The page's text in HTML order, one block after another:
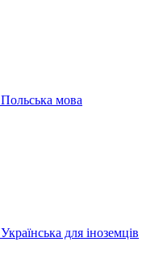
Польська мова
Українська для іноземців